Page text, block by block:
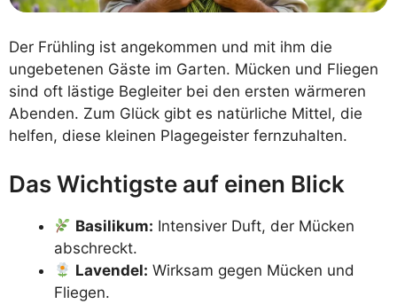
Der Frühling ist angekommen und mit ihm die
ungebetenen Gäste im Garten. Mücken und Fliegen
sind oft lästige Begleiter bei den ersten wärmeren
Abenden. Zum Glück gibt es natürliche Mittel, die
helfen, diese kleinen Plagegeister fernzuhalten.
Das Wichtigste auf einen Blick
Basilikum: Intensiver Duft, der Mücken
abschreckt.
Lavendel: Wirksam gegen Mücken und
Fliegen.